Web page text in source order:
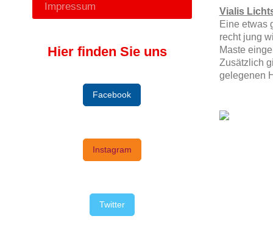
Vialis
Eine etwas
recht jung
Maste
Zusätzlich
gelegenen
Impressum
Hier finden Sie uns
Facebook
Instagram
Twitter